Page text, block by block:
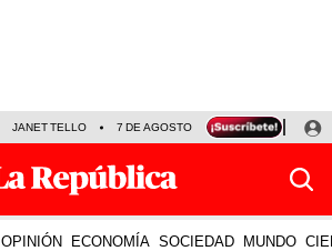
JANET TELLO 7 DE AGOSTO TINKA RESULTADOS
OPINIÓN ECONOMÍA SOCIEDAD MUNDO